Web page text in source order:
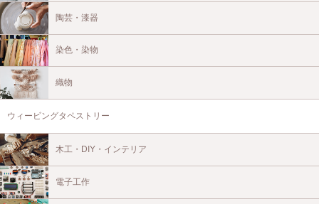
陶芸・漆器
染色・染物
織物
ウィービングタペストリー
木工・DIY・インテリア
電子工作